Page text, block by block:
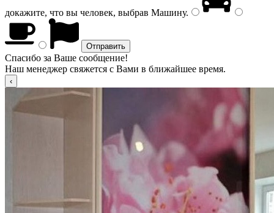
докажите, что вы человек, выбрав Машину.
Спасибо за Ваше сообщение!
Наш менеджер свяжется с Вами в ближайшее время.